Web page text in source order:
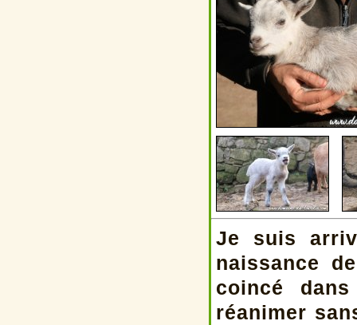
Je suis
naissance
coincé
réanimer